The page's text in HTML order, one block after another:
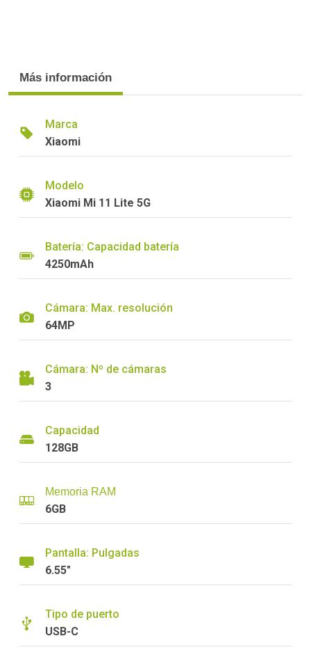
Más información
Marca
Xiaomi
Modelo
Xiaomi Mi 11 Lite 5G
Batería: Capacidad batería
4250mAh
Cámara: Max. resolución
64MP
Cámara: Nº de cámaras
3
Capacidad
128GB
Memoria RAM
6GB
Pantalla: Pulgadas
6.55"
Tipo de puerto
USB-C